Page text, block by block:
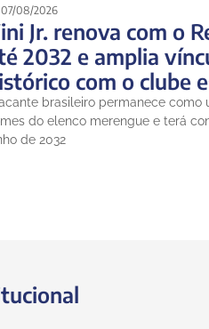
07/08/2026
Jr. renova com o
2032 e amplia
com o clube
brasileiro permanece como
do elenco merengue e terá
de 2032